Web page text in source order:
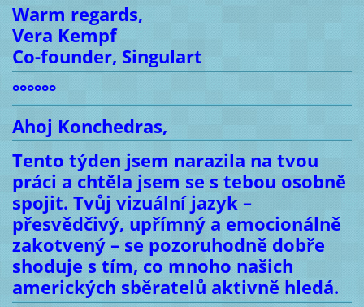
Warm regards,
Vera Kempf
Co-founder, Singulart
°°°°°°
Ahoj Konchedras,
Tento týden jsem narazila na tvou
práci a chtěla jsem se s tebou osobně
spojit. Tvůj vizuální jazyk –
přesvědčivý, upřímný a emocionálně
zakotvený – se pozoruhodně dobře
shoduje s tím, co mnoho našich
amerických sběratelů aktivně hledá.